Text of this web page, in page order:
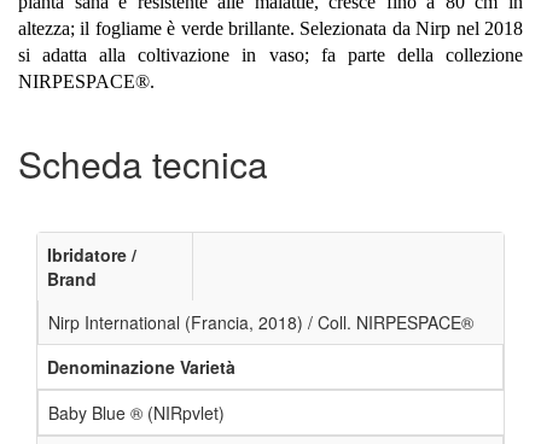
altezza; il fogliame è verde brillante. Selezionata da Nirp nel 2018
si adatta alla coltivazione in vaso; fa parte della collezione
NIRPESPACE®.
Scheda tecnica
Ibridatore /
Brand
Nirp International (Francia, 2018) / Coll. NIRPESPACE®
Denominazione Varietà
Baby Blue ® (NIRpvlet)